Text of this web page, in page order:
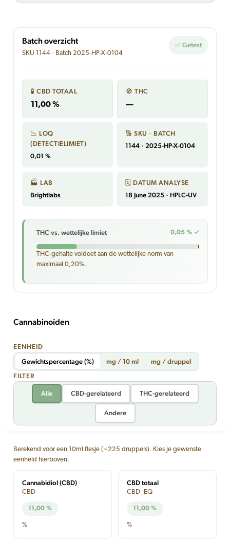
Batch overzicht
SKU 1144 · Batch 2025-HP-X-0104
✅ Getest
🧪 CBD TOTAAL
11,00 %
🚫 THC
—
📉 LOQ
(DETECTIELIMIET)
0,01 %
🔢 SKU · BATCH
1144 · 2025-HP-X-0104
🏭 LAB
Brightlabs
🗓 DATUM ANALYSE
18 June 2025 · HPLC-UV
THC vs. wettelijke limiet 0,05 % ✓
THC-gehalte voldoet aan de wettelijke norm van
maximaal 0,20%.
Cannabinoïden
EENHEID
Gewichtspercentage (%)
mg / 10 ml
mg / druppel
FILTER
Alle CBD-gerelateerd THC-gerelateerd
Andere
Berekend voor een 10ml flesje (~225 druppels). Kies je gewenste
eenheid hierboven.
Cannabidiol (CBD)
CBD
11,00 %
%
CBD totaal
CBD_EQ
11,00 %
%